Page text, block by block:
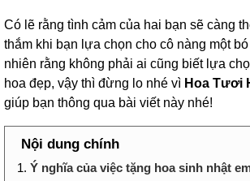
Có lẽ rằng tình cảm của hai bạn sẽ càng
thắm khi bạn lựa chọn cho cô nàng một
nhiên rằng không phải ai cũng biết lựa
hoa đẹp, vậy thì đừng lo nhé vì Hoa Tươi
giúp bạn thông qua bài viết này nhé!
Nội dung chính
1. Ý nghĩa của việc tặng hoa sinh nhật